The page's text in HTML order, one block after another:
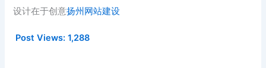
设计在于创意扬州网站建设
Post Views: 1,288